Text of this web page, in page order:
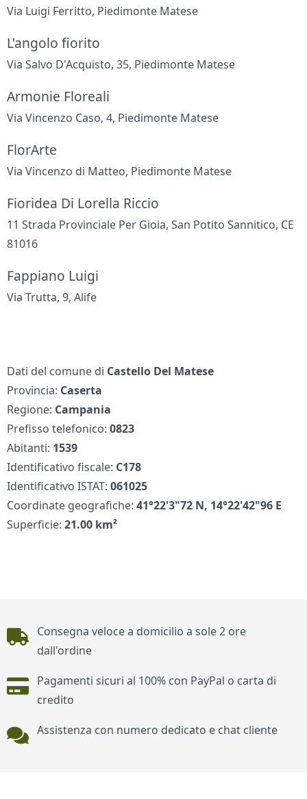
Via Luigi Ferritto, Piedimonte Matese
L'angolo fiorito
Via Salvo D'Acquisto, 35, Piedimonte Matese
Armonie Floreali
Via Vincenzo Caso, 4, Piedimonte Matese
FlorArte
Via Vincenzo di Matteo, Piedimonte Matese
Fioridea Di Lorella Riccio
11 Strada Provinciale Per Gioia, San Potito Sannitico, CE
81016
Fappiano Luigi
Via Trutta, 9, Alife
Dati del comune di Castello Del Matese
Provincia: Caserta
Regione: Campania
Prefisso telefonico:0823
Abitanti: 1539
Identificativo fiscale: C178
Identificativo ISTAT:061025
Coordinate geografiche:41°22'3"72 N, 14°22'42"96 E
Superficie:21.00 km²
Piè di pagina
Consegna veloce a domicilio a sole 2 ore
dall'ordine
Pagamenti sicuri al 100% con PayPal o carta di
credito
Assistenza con numero dedicato e chat cliente